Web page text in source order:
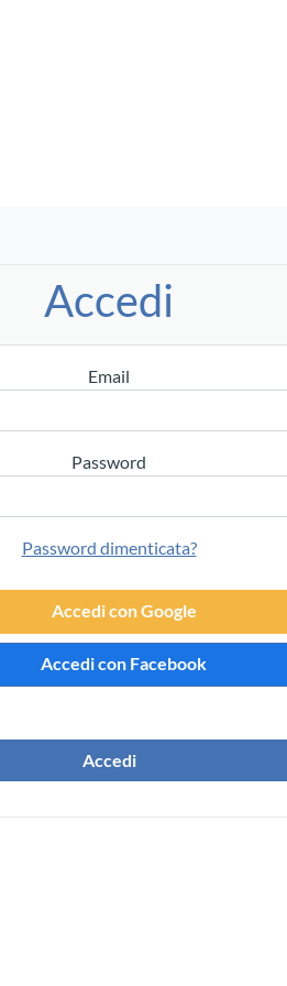
Accedi
Email
Password
Password dimenticata?
Accedi con Google
Accedi con Facebook
Accedi